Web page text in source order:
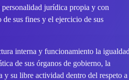
jurídica propia y con
sus fines y el ejercicio de sus
interna y funcionamiento la igualdad
de sus órganos de gobierno, la
y su libre actividad dentro del respeto a